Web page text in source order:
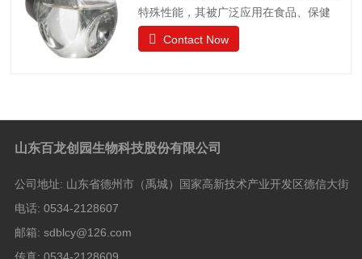
葡萄糖(以干基、无灰分品计), w/%
≥90.0 干燥减量，w
特殊性能，其被广泛应用在食品、保健
品、日常卫生品种，例如冰淇淋、果汁制
品、饼干、酱菜、糖果等。 麦芽糖醇
≤—8.0 8.0 水分 W/%1132.0 还原糖（以葡
≤0.10.10.1比旋光度 αm（20℃，
酸盐（以SO4计）/(mg/kg) ≤100100100氯
Contact Now
山东百龙创园生物科技股份有限公司
公司地址: 山东省德州市（禹城）国家高新技术产业开发区德信大街
电话: 0534-2128607
邮箱: sdblcy@126.com